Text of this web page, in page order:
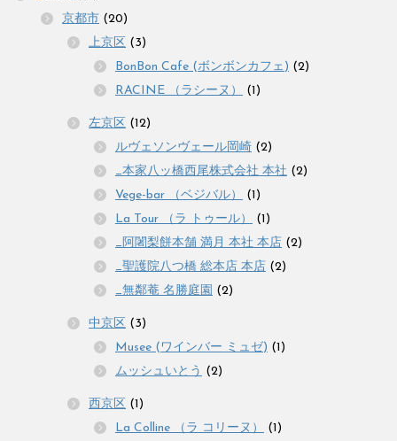
京都市 (20)
上京区 (3)
BonBon Cafe (ボンボンカフェ) (2)
RACINE （ラシーヌ）
(1)
左京区 (12)
ルヴェソンヴェール岡崎 (2)
_本家八ッ橋西尾株式会社 本社 (2)
Vege-bar （ベジバル）
(1)
La Tour （ラ トゥール）
(1)
_阿闍梨餅本舗 満月 本社 本店 (2)
_聖護院八つ橋 総本店 本店 (2)
_無鄰菴 名勝庭園 (2)
中京区 (3)
Musee (ワインバー ミュゼ) (1)
ムッシュいとう (2)
西京区 (1)
La Colline （ラ コリーヌ）
(1)